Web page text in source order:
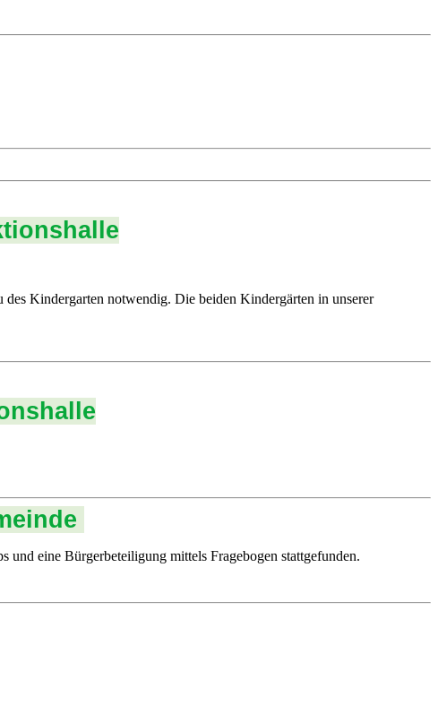
Kindergarten notwendig. Die beiden Kindergärten in unserer
eine Bürgerbeteiligung mittels Fragebogen stattgefunden.